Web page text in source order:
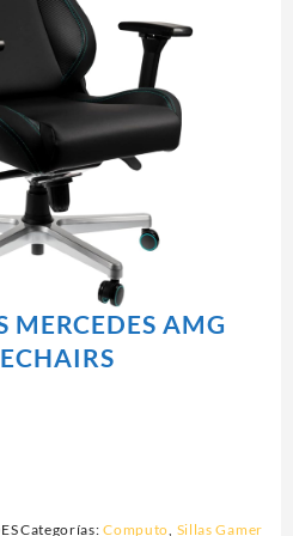
MERCEDES AMG
Categorías:Computo, Sillas Gamer